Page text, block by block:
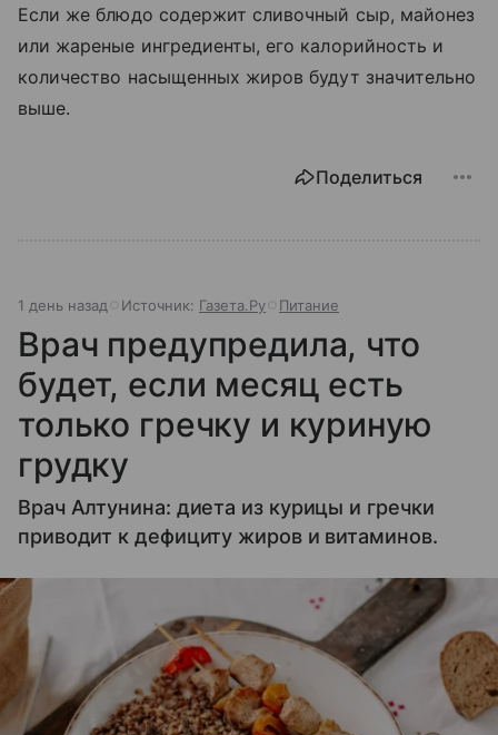
Если же блюдо содержит сливочный сыр, майонез
или жареные ингредиенты, его калорийность и
количество насыщенных жиров будут значительно
выше.
Поделиться
1 день назад Источник: Газета.Ру Питание
Врач предупредила, что
будет, если месяц есть
только гречку и куриную
грудку
Врач Алтунина: диета из курицы и гречки
приводит к дефициту жиров и витаминов.